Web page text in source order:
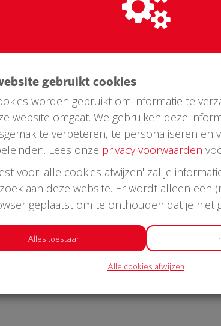
website gebruikt cookies
worden gebruikt om informatie te
website omgaat. We gebruiken deze
te verbeteren, te personaliseren en
Lees onze privacy voorwaarden
voor 'alle cookies afwijzen' zal je
aan deze website. Er wordt alleen een
geplaatst om te onthouden dat je niet
Alles toestaan
Alle cookies afwijzen